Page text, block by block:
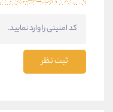
ثبت نظر